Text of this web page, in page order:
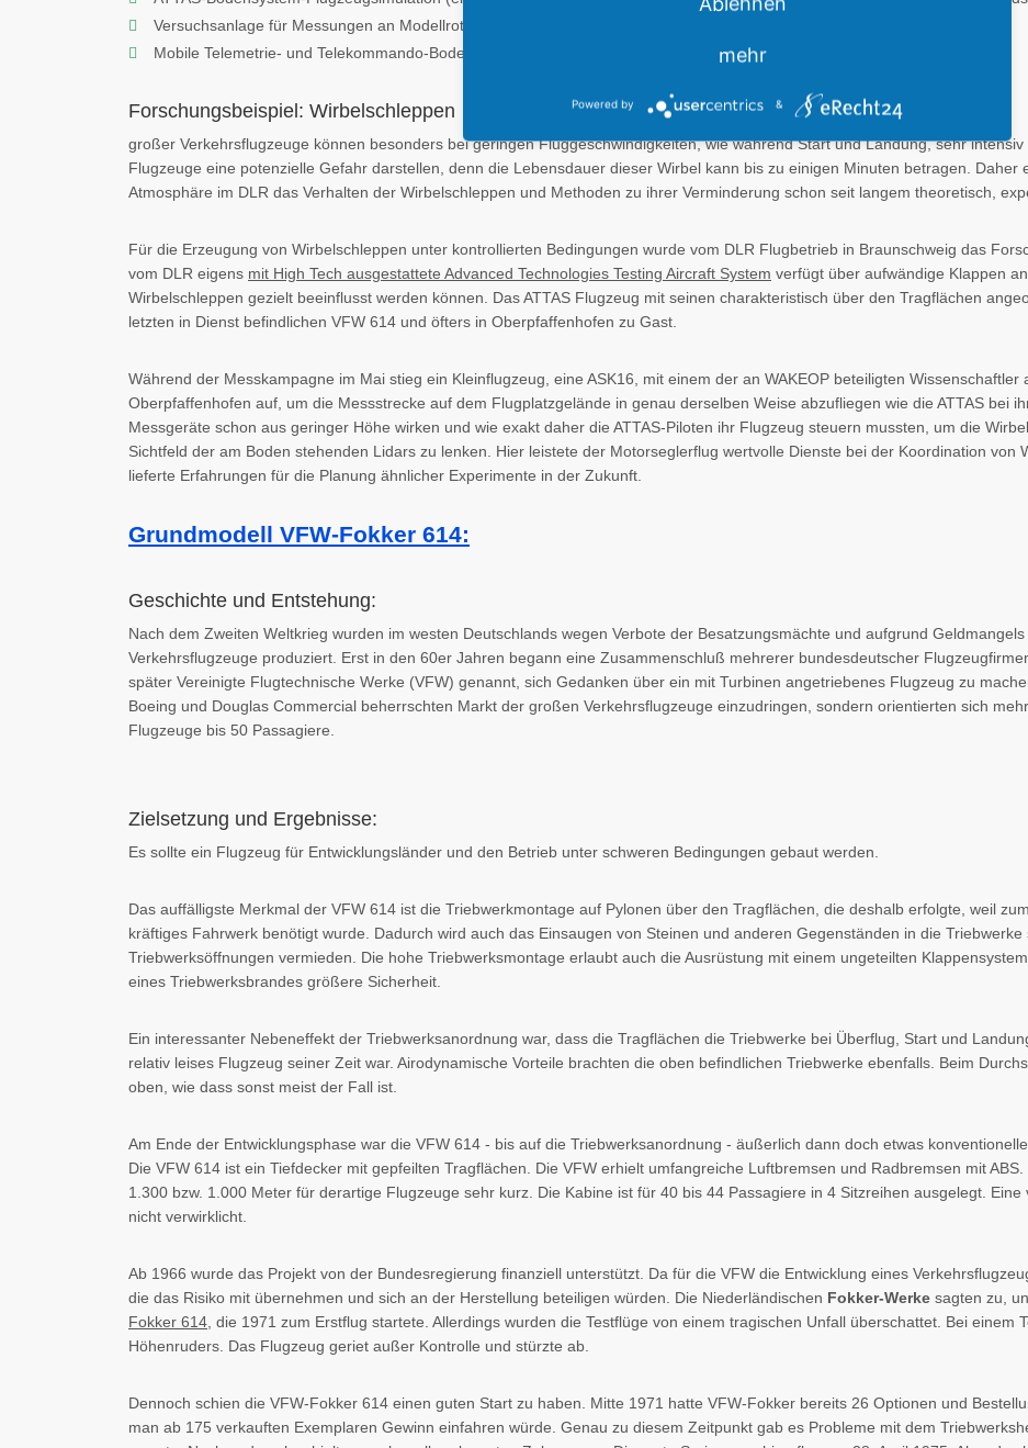
Versuchsanlage für Messungen an Modellrotoren und Modellhubschrauber in großen Windkanälen (ROTEST, ROTOS)
Mobile Telemetrie- und Telekommando-Bodenstation
Forschungsbeispiel: Wirbelschleppen
großer Verkehrsflugzeuge können besonders bei geringen Fluggeschwindigkeiten, wie während Start und Landung, sehr
Flugzeuge eine potenzielle Gefahr darstellen, denn die Lebensdauer dieser Wirbel kann bis zu einigen Minuten betragen. Daher
Atmosphäre im DLR das Verhalten der Wirbelschleppen und Methoden zu ihrer Verminderung schon seit langem theoretisch,
Für die Erzeugung von Wirbelschleppen unter kontrollierten Bedingungen wurde vom DLR Flugbetrieb in Braunschweig das
vom DLR eigens mit High Tech ausgestattete Advanced Technologies Testing Aircraft System verfügt über aufwändige Klappen
Wirbelschleppen gezielt beeinflusst werden können. Das ATTAS Flugzeug mit seinen charakteristisch über den Tragflächen
letzten in Dienst befindlichen VFW 614 und öfters in Oberpfaffenhofen zu Gast.
Während der Messkampagne im Mai stieg ein Kleinflugzeug, eine ASK16, mit einem der an WAKEOP beteiligten
Oberpfaffenhofen auf, um die Messstrecke auf dem Flugplatzgelände in genau derselben Weise abzufliegen wie die ATTAS bei
Messgeräte schon aus geringer Höhe wirken und wie exakt daher die ATTAS-Piloten ihr Flugzeug steuern mussten, um die
Sichtfeld der am Boden stehenden Lidars zu lenken. Hier leistete der Motorseglerflug wertvolle Dienste bei der Koordination von
lieferte Erfahrungen für die Planung ähnlicher Experimente in der Zukunft.
Grundmodell VFW-Fokker 614:
Geschichte und Entstehung:
Nach dem Zweiten Weltkrieg wurden im westen Deutschlands wegen Verbote der Besatzungsmächte und aufgrund
Verkehrsflugzeuge produziert. Erst in den 60er Jahren begann eine Zusammenschluß mehrerer bundesdeutscher
später Vereinigte Flugtechnische Werke (VFW) genannt, sich Gedanken über ein mit Turbinen angetriebenes Flugzeug zu
Boeing und Douglas Commercial beherrschten Markt der großen Verkehrsflugzeuge einzudringen, sondern orientierten sich
Flugzeuge bis 50 Passagiere.
Zielsetzung und Ergebnisse:
Es sollte ein Flugzeug für Entwicklungsländer und den Betrieb unter schweren Bedingungen gebaut werden.
Das auffälligste Merkmal der VFW 614 ist die Triebwerkmontage auf Pylonen über den Tragflächen, die deshalb erfolgte, weil
kräftiges Fahrwerk benötigt wurde. Dadurch wird auch das Einsaugen von Steinen und anderen Gegenständen in die
Triebwerksöffnungen vermieden. Die hohe Triebwerksmontage erlaubt auch die Ausrüstung mit einem ungeteilten
eines Triebwerksbrandes größere Sicherheit.
Ein interessanter Nebeneffekt der Triebwerksanordnung war, dass die Tragflächen die Triebwerke bei Überflug, Start und
relativ leises Flugzeug seiner Zeit war. Airodynamische Vorteile brachten die oben befindlichen Triebwerke ebenfalls. Beim
oben, wie dass sonst meist der Fall ist.
Am Ende der Entwicklungsphase war die VFW 614 - bis auf die Triebwerksanordnung - äußerlich dann doch etwas
Die VFW 614 ist ein Tiefdecker mit gepfeilten Tragflächen. Die VFW erhielt umfangreiche Luftbremsen und Radbremsen mit
1.300 bzw. 1.000 Meter für derartige Flugzeuge sehr kurz. Die Kabine ist für 40 bis 44 Passagiere in 4 Sitzreihen ausgelegt.
nicht verwirklicht.
Ab 1966 wurde das Projekt von der Bundesregierung finanziell unterstützt. Da für die VFW die Entwicklung eines
die das Risiko mit übernehmen und sich an der Herstellung beteiligen würden. Die Niederländischen Fokker-Werke sagten zu,
Fokker 614 , die 1971 zum Erstflug startete. Allerdings wurden die Testflüge von einem tragischen Unfall überschattet. Bei einem
Höhenruders. Das Flugzeug geriet außer Kontrolle und stürzte ab.
Dennoch schien die VFW-Fokker 614 einen guten Start zu haben. Mitte 1971 hatte VFW-Fokker bereits 26 Optionen und
man ab 175 verkauften Exemplaren Gewinn einfahren würde. Genau zu diesem Zeitpunkt gab es Probleme mit dem
mehr
Powered by &